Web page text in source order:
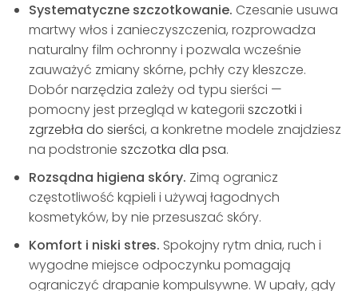
Systematyczne szczotkowanie. Czesanie usuwa
martwy włos i zanieczyszczenia, rozprowadza
naturalny film ochronny i pozwala wcześnie
zauważyć zmiany skórne, pchły czy kleszcze.
Dobór narzędzia zależy od typu sierści —
pomocny jest przegląd w kategorii szczotki i
zgrzebła do sierści, a konkretne modele znajdziesz
na podstronie szczotka dla psa.
Rozsądna higiena skóry. Zimą ogranicz
częstotliwość kąpieli i używaj łagodnych
kosmetyków, by nie przesuszać skóry.
Komfort i niski stres. Spokojny rytm dnia, ruch i
wygodne miejsce odpoczynku pomagają
ograniczyć drapanie kompulsywne. W upały, gdy